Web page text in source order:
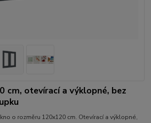
cm, otevírací a výklopné, bez
o rozměru 120x120 cm. Otevírací a výklopné,